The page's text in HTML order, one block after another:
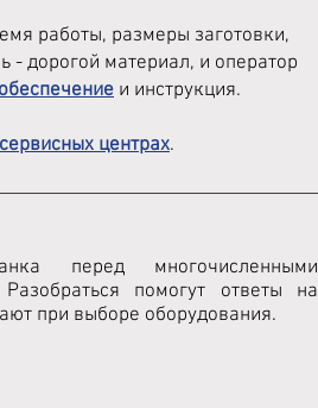
работы, размеры заготовки,
- дорогой материал, и оператор
и инструкция.
сервисных центрах.
перед многочисленными
помогут ответы на
при выборе оборудования.